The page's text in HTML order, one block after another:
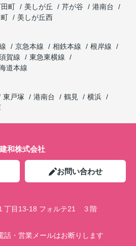
町 美しが丘 芹が谷
港南台
美しが丘西
京急本線 相鉄本線
根岸線
賀線
東急東横線
道本線
東戸塚 港南台 鶴見
横浜
建和株式会社
お問い合わせ
丁目13-18 フォルテ21 ３階
話・営業メールはお断りします